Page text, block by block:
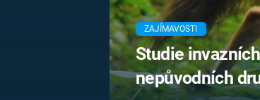
ZAJÍMAVOSTI
Studie
nepůvodních